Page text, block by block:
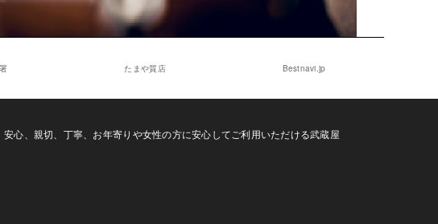
たまや質店 Bestnavi.jp
心、親切、丁寧、お年寄りや女性の方に安心してご利用いただける武蔵屋